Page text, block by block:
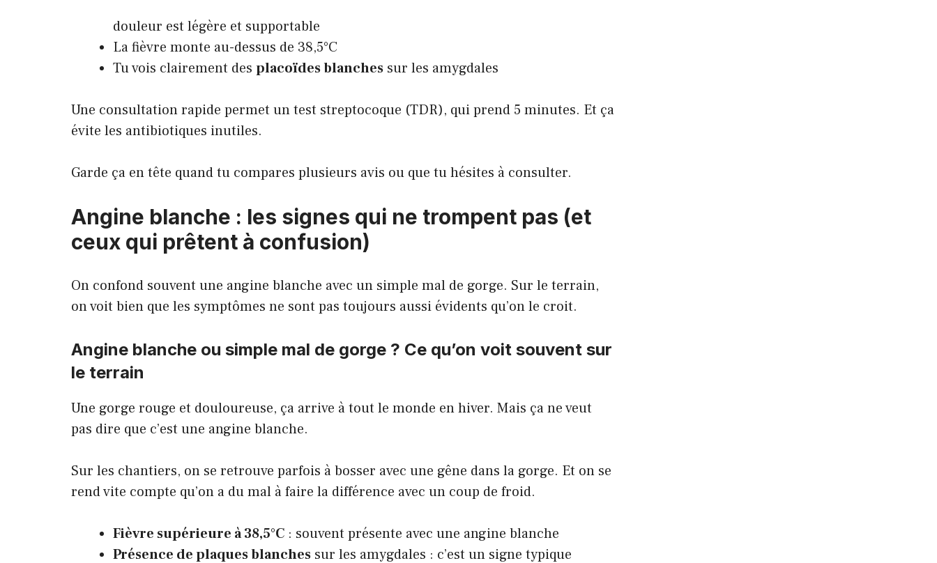
douleur est légère et supportable
La fièvre monte au-dessus de 38,5°C
Tu vois clairement des placoïdes blanches sur les amygdales
Une consultation rapide permet un test streptocoque (TDR), qui prend 5 minutes. Et ça
évite les antibiotiques inutiles.
Garde ça en tête quand tu compares plusieurs avis ou que tu hésites à consulter.
Angine blanche : les signes qui ne trompent pas (et
ceux qui prêtent à confusion)
On confond souvent une angine blanche avec un simple mal de gorge. Sur le terrain,
on voit bien que les symptômes ne sont pas toujours aussi évidents qu’on le croit.
Angine blanche ou simple mal de gorge ? Ce qu’on voit souvent sur
le terrain
Une gorge rouge et douloureuse, ça arrive à tout le monde en hiver. Mais ça ne veut
pas dire que c’est une angine blanche.
Sur les chantiers, on se retrouve parfois à bosser avec une gêne dans la gorge. Et on se
rend vite compte qu’on a du mal à faire la différence avec un coup de froid.
Fièvre supérieure à 38,5°C : souvent présente avec une angine blanche
Présence de plaques blanches sur les amygdales : c’est un signe typique